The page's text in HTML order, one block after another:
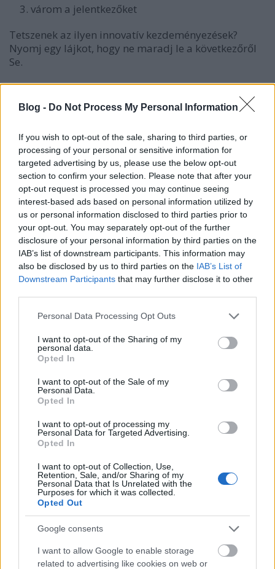
Blog - Do Not Process My Personal Information
If you wish to opt-out of the sale, sharing to third parties, or
processing of your personal or sensitive information for
targeted advertising by us, please use the below opt-out
section to confirm your selection. Please note that after your
opt-out request is processed you may continue seeing
interest-based ads based on personal information utilized by
us or personal information disclosed to third parties prior to
your opt-out. You may separately opt-out of the further
disclosure of your personal information by third parties on the
IAB’s list of downstream participants. This information may
also be disclosed by us to third parties on the IAB’s List of
Downstream Participants that may further disclose it to other
Please note that this website/app uses one or more Google
not limited to your visit or usage behaviour. You may click to
grant or deny consent to Google and its third-party tags to
use your data for below specified purposes in below Google
consent section.
Personal Data Processing Opt Outs
I want to opt-out of the Sharing of my
personal data.
Opted In
I want to opt-out of the Sale of my
Personal Data.
Opted In
I want to opt-out of processing my
Personal Data for Targeted Advertising.
Opted In
I want to opt-out of Collection, Use,
Retention, Sale, and/or Sharing of my
Personal Data that Is Unrelated with the
Purposes for which it was collected.
Opted Out
Google consents
I want to allow Google to enable storage
related to advertising like cookies on web or
várom a jelentkezőket
Tetszenek az ilyen innovatív kezdeményezések?
Nyomj egy lájkot, hogy ne maradj le a következőről
Se.
Másik oldalról pedig:
felmegyek azoldalukra
lekérem, hogy a környéken milyen filmek
lesznek
jelentkezem a nekem tetszőre
Mielőtt még megijedsz, hogy nem akarod a texasi
láncfűrészest beengedni az otthonodba, a
jelentkezővel tudsz levelezni is, illetve
megtekintheted a "hírnevét" is (visszajelzések).
Ismerkedni meg csak ismeretlenekkel tudunk
Kipróbáltam?
Pest 49 kilométeres környezetében mindenki irigy a
Tettem volna, de 45 kilométeres körzetre állítva a
keresőt sem találtam lecsapható kanapét (pesti
vagyok). Igaz, ez egy olasz kis cég, nem ide
reklámoznak. Az oldal viszont nemzetközi, így titkon
azt remélem, hogy a poszt hatására, Te felteszel egy
eseményt. Kommentben mindenképp írj, ha
belevágsz.